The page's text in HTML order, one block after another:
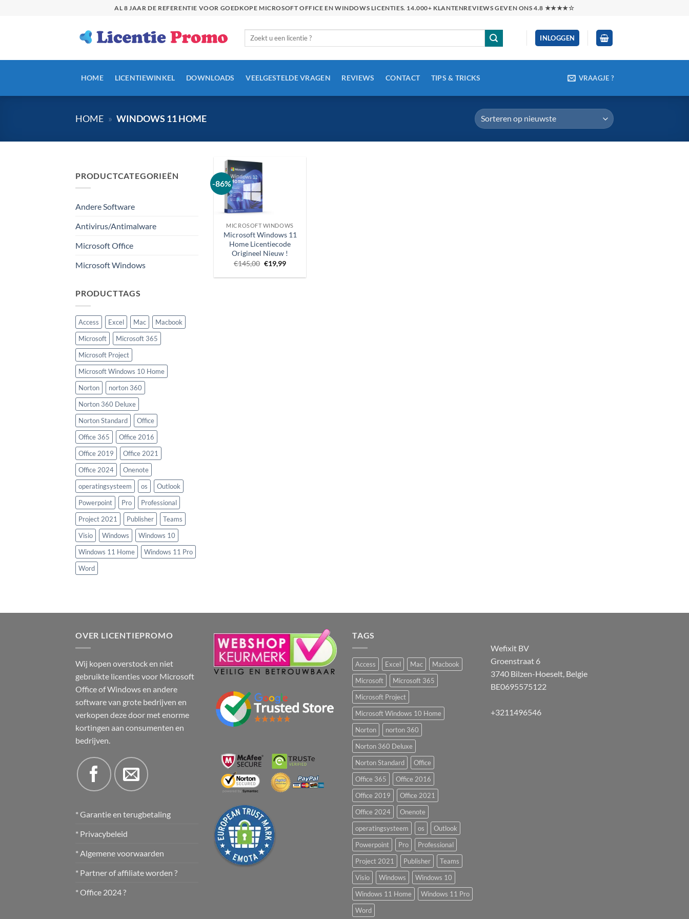
AL 8 JAAR DE REFERENTIE VOOR GOEDKOPE MICROSOFT OFFICE EN WINDOWS LICENTIES. 14.000+ KLANTENREVIEWS GEVEN ONS 4.8 ★★★★☆
Zoeken
INLOGGEN
HOME LICENTIEWINKEL DOWNLOADS VEELGESTELDE VRAGEN REVIEWS CONTACT TIPS & TRICKS VRAAGJE ?
HOME » WINDOWS 11 HOME
PRODUCTCATEGORIEËN
Andere Software
Antivirus/Antimalware
Microsoft Office
Microsoft Windows
PRODUCTTAGS
Access Excel Mac
Macbook
Microsoft
Microsoft 365
Microsoft Project
Microsoft Windows 10 Home
Norton
norton 360
Norton 360 Deluxe
Norton Standard
Office
Office 365
Office 2016
Office 2019
Office 2021
Office 2024
Onenote
operatingsysteem
os
Outlook
Powerpoint
Pro
Professional
Project 2021
Publisher
Teams
Visio
Windows
Windows 10
Windows 11 Home
Windows 11 Pro
Word
-86%
MICROSOFT WINDOWS
Microsoft Windows 11
Home Licentiecode
Origineel Nieuw !
€145,00 Oorspronkelijke
prijs
was:
€19,99Huidige
is:
OVER LICENTIEPROMO
Wij kopen overstock en niet
gebruikte licenties voor Microsoft
Office of Windows en andere
software van grote bedrijven en
verkopen deze door met enorme
kortingen aan consumenten en
bedrijven.
* Garantie en terugbetaling
* Privacybeleid
* Algemene voorwaarden
* Partner of affiliate worden ?
* Office 2024 ?
TAGS
Access Excel Mac
Macbook
Microsoft
Microsoft 365
Microsoft Project
Microsoft Windows 10 Home
Norton
norton 360
Norton 360 Deluxe
Norton Standard
Office
Office 365
Office 2016
Office 2019
Office 2021
Office 2024
Onenote
operatingsysteem
os
Outlook
Powerpoint
Pro
Professional
Project 2021
Publisher
Teams
Visio
Windows
Windows 10
Windows 11 Home
Windows 11 Pro
Word
Wefixit BV
Groenstraat 6
3740 Bilzen-Hoeselt, Belgie
BE0695575122
+3211496546